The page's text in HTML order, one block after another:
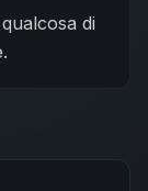
di